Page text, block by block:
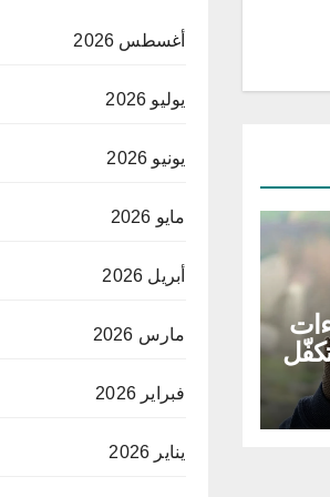
أغسطس 2026
يوليو 2026
يونيو 2026
مايو 2026
أبريل 2026
مارس 2026
فبراير 2026
يناير 2026